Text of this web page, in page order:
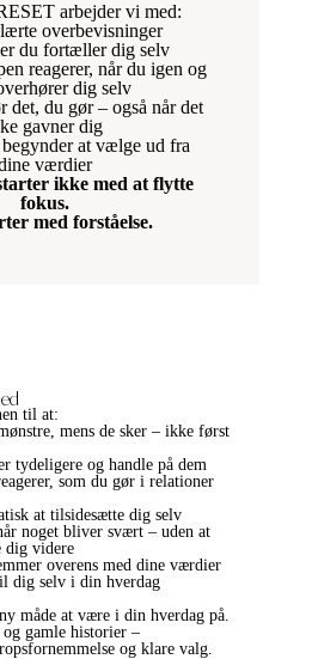
arbejder vi med:
overbevisninger
du fortæller dig selv
reagerer, når du igen og
dig selv
det, du gør – også når det
gavner dig
at vælge ud fra
værdier
ikke med at flytte
fokus.
med forståelse.
til at:
mens de sker – ikke først
tydeligere og handle på dem
som du gør i relationer
at tilsidesætte dig selv
noget bliver svært – uden at
dig videre
overens med dine værdier
dig selv i din hverdag
måde at være i din hverdag på.
og gamle historier –
og klare valg.